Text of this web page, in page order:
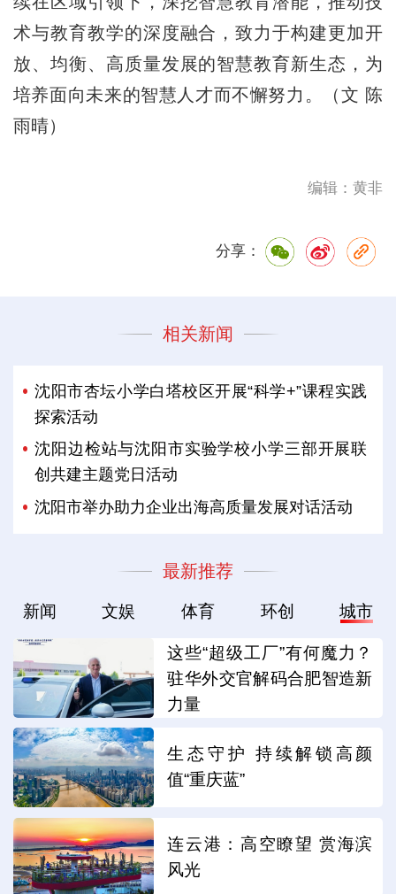
术与教育教学的深度融合，致力于构建更加开
放、均衡、高质量发展的智慧教育新生态，为
培养面向未来的智慧人才而不懈努力。（文 陈
雨晴）
编辑：黄非
分享：
相关新闻
沈阳市杏坛小学白塔校区开展“科学+”课程实践
探索活动
沈阳边检站与沈阳市实验学校小学三部开展联
创共建主题党日活动
沈阳市举办助力企业出海高质量发展对话活动
最新推荐
新闻 文娱 体育 环创 城市
这些“超级工厂”有何魔力？
驻华外交官解码合肥智造新
力量
生态守护 持续解锁高颜
值“重庆蓝”
连云港：高空瞭望 赏海滨
风光